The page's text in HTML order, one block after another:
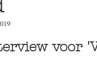
out of 5 stars.
voor